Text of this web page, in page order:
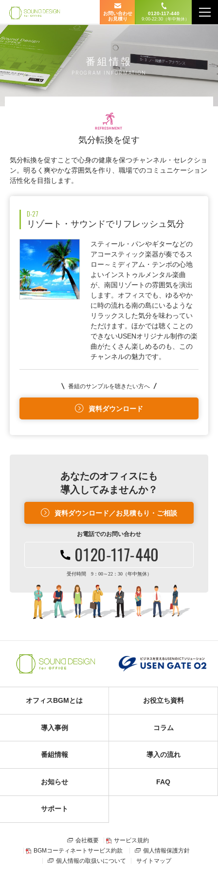
お問い合わせ
お見積り
0120-117-440
9:00-22:30（年中無休）
番組情報
PROGRAM INFORMATION
気分転換を促す
気分転換を促すことで心身の健康を保つチャンネル・セレクショ
ン。明るく爽やかな雰囲気を作り、職場でのコミュニケーション
活性化を目指します。
D-27
リゾート・サウンドでリフレッシュ気分
スティール・パンやギターなどの
アコースティック楽器が奏でるス
ロー～ミディアム・テンポの心地
よいインストゥルメンタル楽曲
が、南国リゾートの雰囲気を演出
します。オフィスでも、ゆるやか
に時の流れる南の島にいるような
リラックスした気分を味わってい
ただけます。ほかでは聴くことの
できないUSENオリジナル制作の楽
曲がたくさん楽しめるのも、この
チャンネルの魅力です。
番組のサンプルを聴きたい方へ
資料ダウンロード
あなたのオフィスにも
導入してみませんか？
資料ダウンロード／お見積もり・ご相談
お電話でのお問い合わせ
受付時間 9：00～22：30（年中無休）
オフィスBGMとは お役立ち資料
導入事例 コラム
番組情報 導入の流れ
お知らせ FAQ
サポート
会社概要
サービス規約
BGMコーティネートサービス約款
個人情報保護方針
個人情報の取扱いについて
サイトマップ